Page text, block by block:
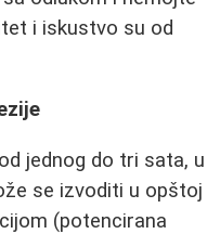
i iskustvo su od
jednog do tri sata, u
se izvoditi u opštoj
(potencirana